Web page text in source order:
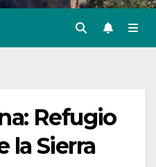
Refugio
la Sierra